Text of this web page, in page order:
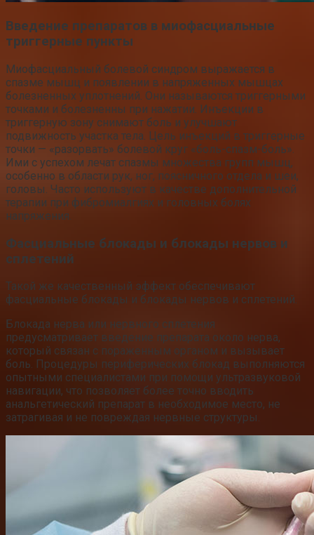
Введение препаратов в миофасциальные
триггерные пункты
Миофасциальный болевой синдром выражается в
спазме мышц и появлении в напряженных мышцах
болезненных уплотнений. Они называются триггерными
точками и болезненны при нажатии. Инъекции в
триггерную зону снимают боль и улучшают
подвижность участка тела. Цель инъекций в триггерные
точки — «разорвать» болевой круг «боль-спазм-боль».
Ими с успехом лечат спазмы множества групп мышц,
особенно в области рук, ног, поясничного отдела и шеи,
головы. Часто используют в качестве дополнительной
терапии при фибромиалгиях и головных болях
напряжения.
Фасциальные блокады и блокады нервов и
сплетений
Такой же качественный эффект обеспечивают
фасциальные блокады и блокады нервов и сплетений.
Блокада нерва или нервного сплетения
предусматривает введение препарата около нерва,
который связан с пораженным органом и вызывает
боль. Процедуры периферических блокад выполняются
опытными специалистами при помощи ультразвуковой
навигации, что позволяет более точно вводить
анальгетический препарат в необходимое место, не
затрагивая и не повреждая нервные структуры.